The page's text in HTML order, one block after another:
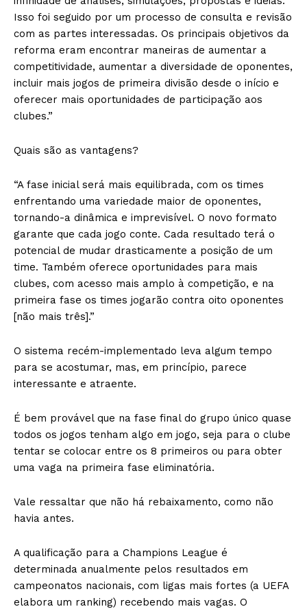
Isso foi seguido por um processo de consulta e revisão
com as partes interessadas. Os principais objetivos da
reforma eram encontrar maneiras de aumentar a
competitividade, aumentar a diversidade de oponentes,
incluir mais jogos de primeira divisão desde o início e
oferecer mais oportunidades de participação aos
clubes.”
Quais são as vantagens?
“A fase inicial será mais equilibrada, com os times
enfrentando uma variedade maior de oponentes,
tornando-a dinâmica e imprevisível. O novo formato
garante que cada jogo conte. Cada resultado terá o
potencial de mudar drasticamente a posição de um
time. Também oferece oportunidades para mais
clubes, com acesso mais amplo à competição, e na
primeira fase os times jogarão contra oito oponentes
[não mais três].”
O sistema recém-implementado leva algum tempo
para se acostumar, mas, em princípio, parece
interessante e atraente.
É bem provável que na fase final do grupo único quase
todos os jogos tenham algo em jogo, seja para o clube
tentar se colocar entre os 8 primeiros ou para obter
uma vaga na primeira fase eliminatória.
Vale ressaltar que não há rebaixamento, como não
havia antes.
A qualificação para a Champions League é
determinada anualmente pelos resultados em
campeonatos nacionais, com ligas mais fortes (a UEFA
elabora um ranking) recebendo mais vagas. O